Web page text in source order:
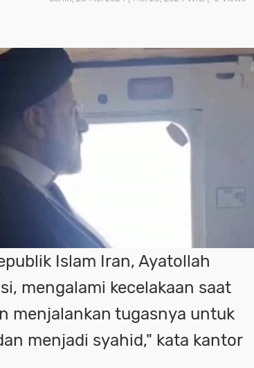
Islam Iran, Ayatollah
mengalami kecelakaan saat
menjalankan tugasnya untuk
menjadi syahid," kata kantor